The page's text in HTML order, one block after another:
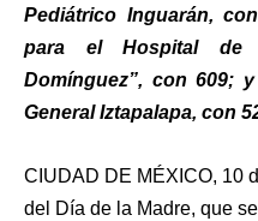
Pediátrico Inguarán,
para el Hospital de
Domínguez”, con 609;
General Iztapalapa, con
CIUDAD DE MÉXICO, 10
del Día de la Madre, que